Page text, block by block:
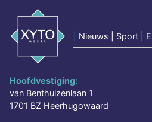
Nieuws | Sport |
Hoofdvestiging:
van Benthuizenlaan 1
1701 BZ Heerhugowaard